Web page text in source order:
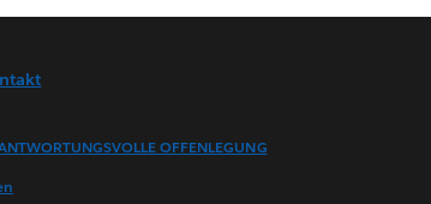
OFFENLEGUNG